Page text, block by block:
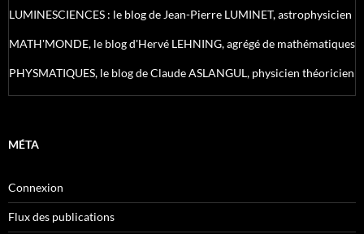
LUMINESCIENCES : le blog de Jean-Pierre LUMINET, astrophysicien
MATH'MONDE, le blog d'Hervé LEHNING, agrégé de mathématiques
PHYSMATIQUES, le blog de Claude ASLANGUL, physicien théoricien
MÉTA
Connexion
Flux des publications